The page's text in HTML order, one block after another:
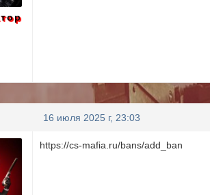
16 июля 2025 г, 23:03
https://cs-mafia.ru/bans/add_ban